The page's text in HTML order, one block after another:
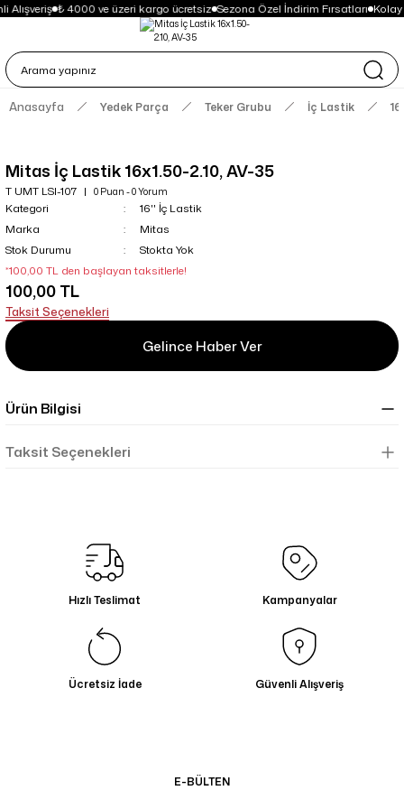
Alışveriş ₺ 4000 ve üzeri kargo ücretsiz Sezona Özel İndirim Fırsatları Kolay
Anasayfa Yedek Parça Teker Grubu İç Lastik
Mitas İç Lastik 16x1.50-2.10, AV-35
T UMT LSI-107 0 Puan - 0 Yorum
Kategori
16'' İç Lastik
Marka
Mitas
Stok Durumu
Stokta Yok
*100,00 TL den başlayan taksitlerle!
100,00 TL
Taksit Seçenekleri
Gelince Haber Ver
Ürün Bilgisi
Taksit Seçenekleri
Hızlı Teslimat Kampanyalar
Ücretsiz İade Güvenli Alışveriş
E-BÜLTEN